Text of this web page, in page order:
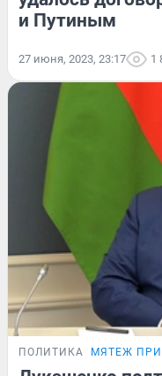
и Путиным
27 июня, 2023, 23:17 1
ПОЛИТИКА МЯТЕЖ